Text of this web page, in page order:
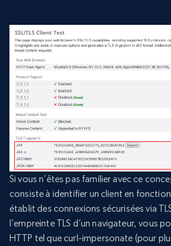
Si vous n’êtes pas familier avec ce
consiste à identifier un client en
établit des connexions sécurisées via
l’empreinte TLS d’un navigateur, vous
HTTP tel que curl-impersonate (pour